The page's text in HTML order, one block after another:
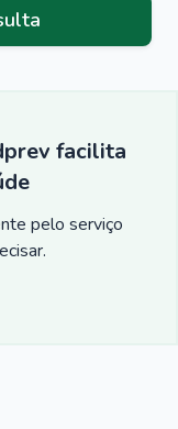
facilita
pelo serviço